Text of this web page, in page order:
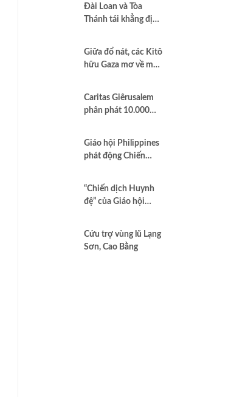
Đài Loan và Tòa
Thánh tái khẳng định
hòa bình và dân chủ
Giữa đổ nát, các Kitô
hữu Gaza mơ về một
Caritas Giêrusalem
phân phát 10.000
tại Dải Gaza
Giáo hội Philippines
phát động Chiến
chống tham nhũng
và cầu nguyện cho
quốc gia
“Chiến dịch Huynh
đệ” của Giáo hội
cao nhất của Bác ái
Cứu trợ vùng lũ Lạng
Sơn, Cao Bằng